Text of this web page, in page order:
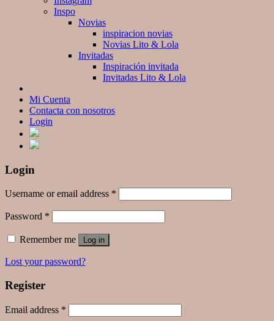
Inspo
Novias
inspiracion novias
Novias Lito & Lola
Invitadas
Inspiración invitada
Invitadas Lito & Lola
Mi Cuenta
Contacta con nosotros
Login
Login
Username or email address *
Password *
Remember me Log in
Lost your password?
Register
Email address *